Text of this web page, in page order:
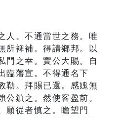
人。不通當世之務。唯
所裨補。得請鄉邦。以
門之幸。實公大賜。自
臨藩宣。不得通名下
勒。拜賜已還。感媿無
公鎮之。然使客盈前。
願從者慎之。瞻望門